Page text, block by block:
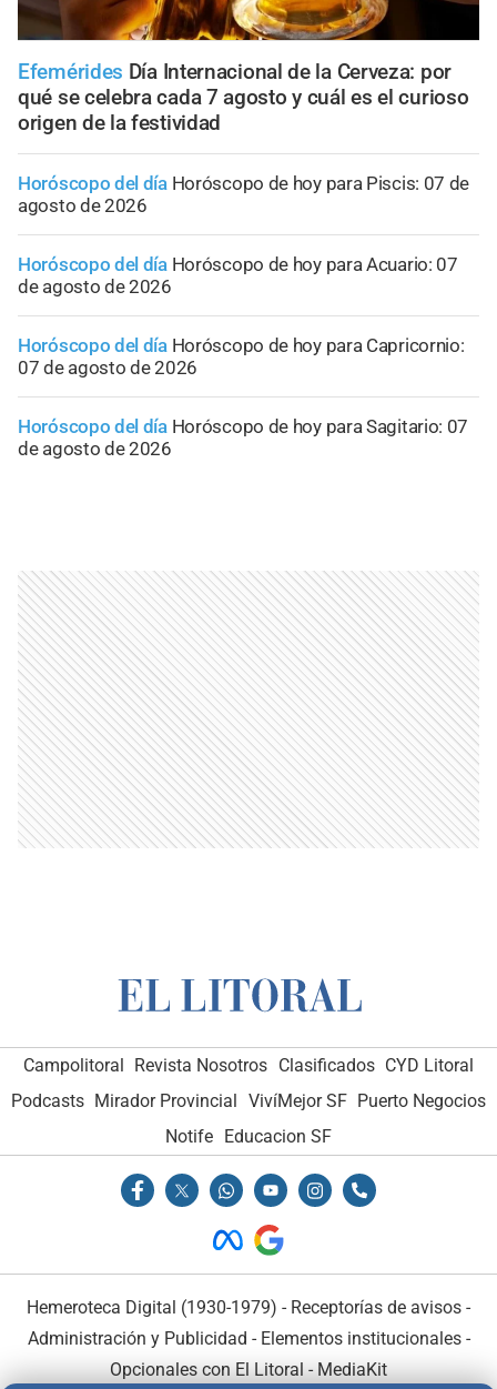
Efemérides Día Internacional de la Cerveza: por
qué se celebra cada 7 agosto y cuál es el curioso
origen de la festividad
Horóscopo del día Horóscopo de hoy para Piscis: 07 de
agosto de 2026
Horóscopo del día Horóscopo de hoy para Acuario: 07
de agosto de 2026
Horóscopo del día Horóscopo de hoy para Capricornio:
07 de agosto de 2026
Horóscopo del día Horóscopo de hoy para Sagitario: 07
de agosto de 2026
Campolitoral Revista Nosotros Clasificados CYD Litoral
Podcasts Mirador Provincial VivíMejor SF Puerto Negocios
Notife Educacion SF
Hemeroteca Digital (1930-1979) - Receptorías de avisos -
Administración y Publicidad - Elementos institucionales-
Opcionales con El Litoral - MediaKit